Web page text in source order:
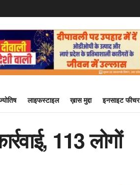
लाइफस्टाइल ख़ास मुद्दा इनसाइट फीचर
113 लोगों